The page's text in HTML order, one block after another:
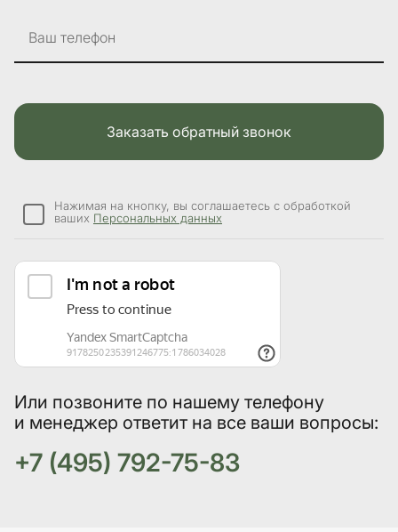
Или позвоните по нашему телефону
и менеджер ответит на все ваши вопросы:
+7 (495) 792-75-83
Ваш телефон
Заказать обратный звонок
Нажимая на кнопку, вы соглашаетесь с обработкой
ваших Персональных данных